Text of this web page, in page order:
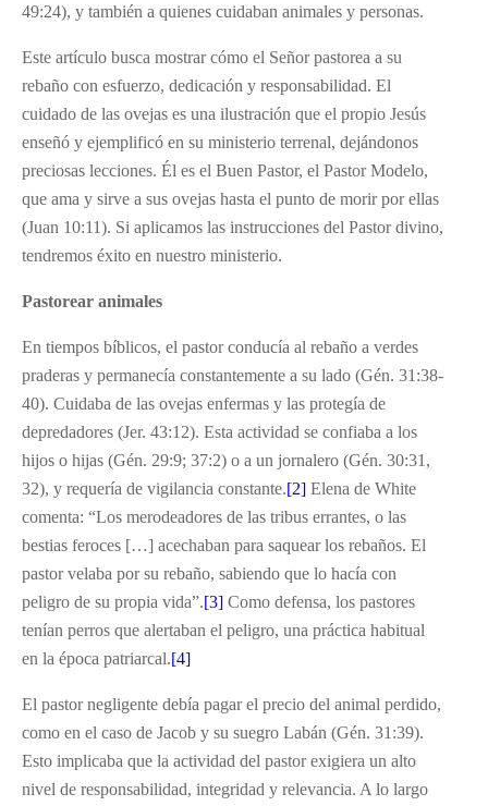
49:24), y también a quienes cuidaban animales y personas.
Este artículo busca mostrar cómo el Señor pastorea a su
rebaño con esfuerzo, dedicación y responsabilidad. El
cuidado de las ovejas es una ilustración que el propio Jesús
enseñó y ejemplificó en su ministerio terrenal, dejándonos
preciosas lecciones. Él es el Buen Pastor, el Pastor Modelo,
que ama y sirve a sus ovejas hasta el punto de morir por ellas
(Juan 10:11). Si aplicamos las instrucciones del Pastor divino,
tendremos éxito en nuestro ministerio.
Pastorear animales
En tiempos bíblicos, el pastor conducía al rebaño a verdes
praderas y permanecía constantemente a su lado (Gén. 31:38-
40). Cuidaba de las ovejas enfermas y las protegía de
depredadores (Jer. 43:12). Esta actividad se confiaba a los
hijos o hijas (Gén. 29:9; 37:2) o a un jornalero (Gén. 30:31,
32), y requería de vigilancia constante.[2] Elena de White
comenta: “Los merodeadores de las tribus errantes, o las
bestias feroces […] acechaban para saquear los rebaños. El
pastor velaba por su rebaño, sabiendo que lo hacía con
peligro de su propia vida”.[3] Como defensa, los pastores
tenían perros que alertaban el peligro, una práctica habitual
en la época patriarcal.[4]
El pastor negligente debía pagar el precio del animal perdido,
como en el caso de Jacob y su suegro Labán (Gén. 31:39).
Esto implicaba que la actividad del pastor exigiera un alto
nivel de responsabilidad, integridad y relevancia. A lo largo